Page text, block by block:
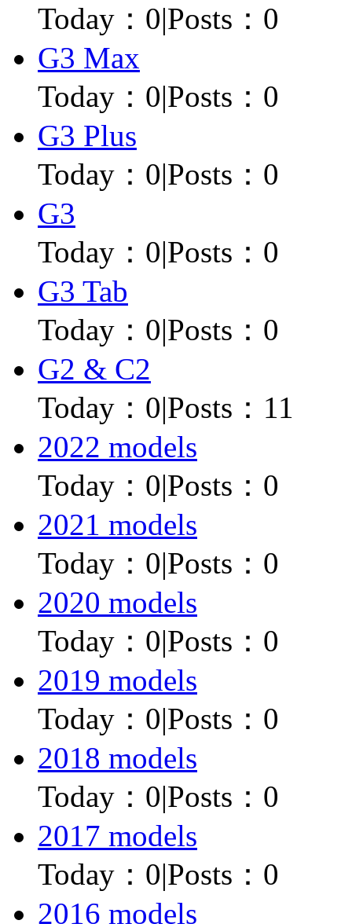
Today： 0|Posts：0
G3 Max
Today： 0|Posts：0
G3 Plus
Today： 0|Posts：0
G3
Today： 0|Posts：0
G3 Tab
Today： 0|Posts：0
G2 & C2
Today： 0|Posts：11
2022 models
Today： 0|Posts：0
2021 models
Today： 0|Posts：0
2020 models
Today： 0|Posts：0
2019 models
Today： 0|Posts：0
2018 models
Today： 0|Posts：0
2017 models
Today： 0|Posts：0
2016 models